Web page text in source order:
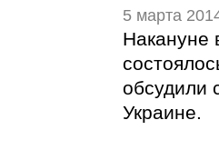
5 марта
Накануне
обсудили
Украине.